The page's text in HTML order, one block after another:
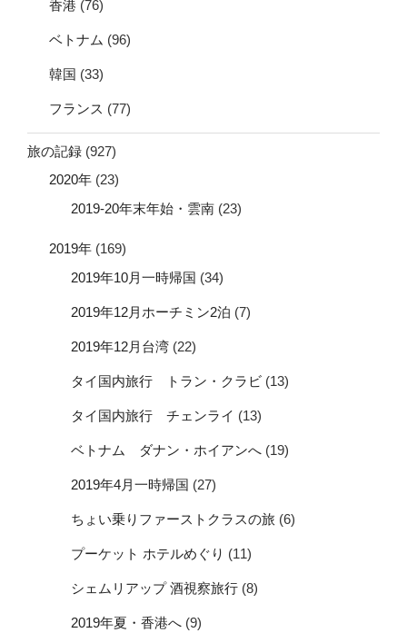
香港 (76)
ベトナム (96)
韓国 (33)
フランス (77)
旅の記録 (927)
2020年 (23)
2019-20年末年始・雲南 (23)
2019年 (169)
2019年10月一時帰国 (34)
2019年12月ホーチミン2泊 (7)
2019年12月台湾 (22)
タイ国内旅行 トラン・クラビ (13)
タイ国内旅行 チェンライ (13)
ベトナム ダナン・ホイアンへ (19)
2019年4月一時帰国 (27)
ちょい乗りファーストクラスの旅 (6)
プーケット ホテルめぐり (11)
シェムリアップ 酒視察旅行 (8)
2019年夏・香港へ (9)